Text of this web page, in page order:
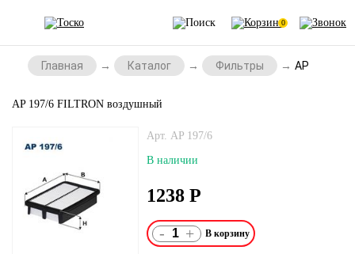
0
Главная Каталог Фильтры AP 197/6
AP 197/6 FILTRON воздушный
Арт. AP 197/6
В наличии
1238 Р
- +